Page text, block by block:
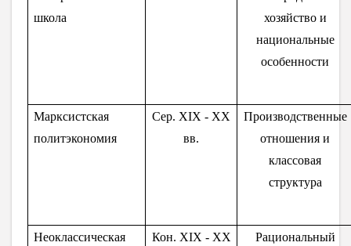
школа
хозяйство и
национальные
особенности
Марксистская
политэкономия
Сер. XIX - XX
вв.
Производственные
отношения и
классовая
структура
Неоклассическая
Кон. XIX - XX
Рациональный